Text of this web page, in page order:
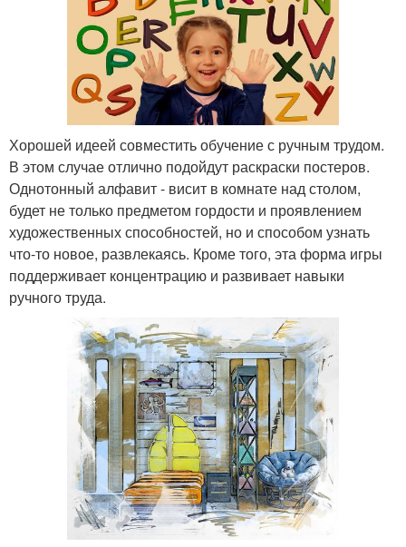
Хорошей идеей совместить обучение с ручным трудом.
В этом случае отлично подойдут раскраски постеров.
Однотонный алфавит - висит в комнате над столом,
будет не только предметом гордости и проявлением
художественных способностей, но и способом узнать
что-то новое, развлекаясь. Кроме того, эта форма игры
поддерживает концентрацию и развивает навыки
ручного труда.